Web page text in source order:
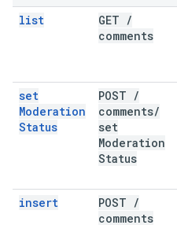
list
GET /
comments
set
Moderation
Status
POST /
comments/
set
Moderation
Status
insert POST /
comments